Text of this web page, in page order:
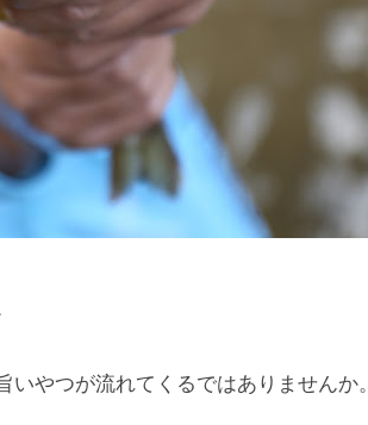
やつが流れてくるではありませんか。